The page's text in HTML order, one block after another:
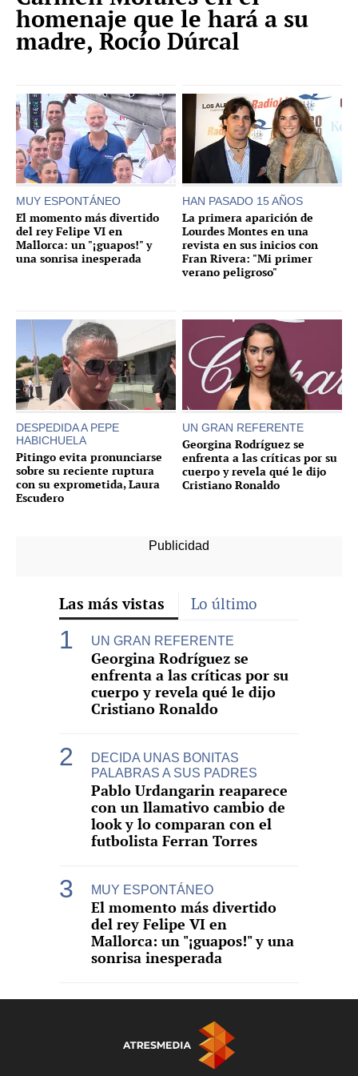
homenaje que le hará a su
madre, Rocío Dúrcal
MUY ESPONTÁNEO
El momento más divertido
del rey Felipe VI en
Mallorca: un "¡guapos!" y
una sonrisa inesperada
HAN PASADO 15 AÑOS
La primera aparición de
Lourdes Montes en una
revista en sus inicios con
Fran Rivera: "Mi primer
verano peligroso"
DESPEDIDA A PEPE
HABICHUELA
Pitingo evita pronunciarse
sobre su reciente ruptura
con su exprometida, Laura
Escudero
UN GRAN REFERENTE
Georgina Rodríguez se
enfrenta a las críticas por su
cuerpo y revela qué le dijo
Cristiano Ronaldo
Las más vistas Lo último
UN GRAN REFERENTE
Georgina Rodríguez se
enfrenta a las críticas por su
cuerpo y revela qué le dijo
Cristiano Ronaldo
DECIDA UNAS BONITAS
PALABRAS A SUS PADRES
Pablo Urdangarin reaparece
con un llamativo cambio de
look y lo comparan con el
futbolista Ferran Torres
MUY ESPONTÁNEO
El momento más divertido
del rey Felipe VI en
Mallorca: un "¡guapos!" y una
sonrisa inesperada